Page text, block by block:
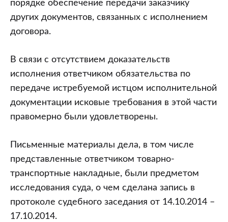
порядке обеспечение передачи заказчику
других документов, связанных с исполнением
договора.
В связи с отсутствием доказательств
исполнения ответчиком обязательства по
передаче истребуемой истцом исполнительной
документации исковые требования в этой части
правомерно были удовлетворены.
Письменные материалы дела, в том числе
представленные ответчиком товарно-
транспортные накладные, были предметом
исследования суда, о чем сделана запись в
протоколе судебного заседания от 14.10.2014 –
17.10.2014.